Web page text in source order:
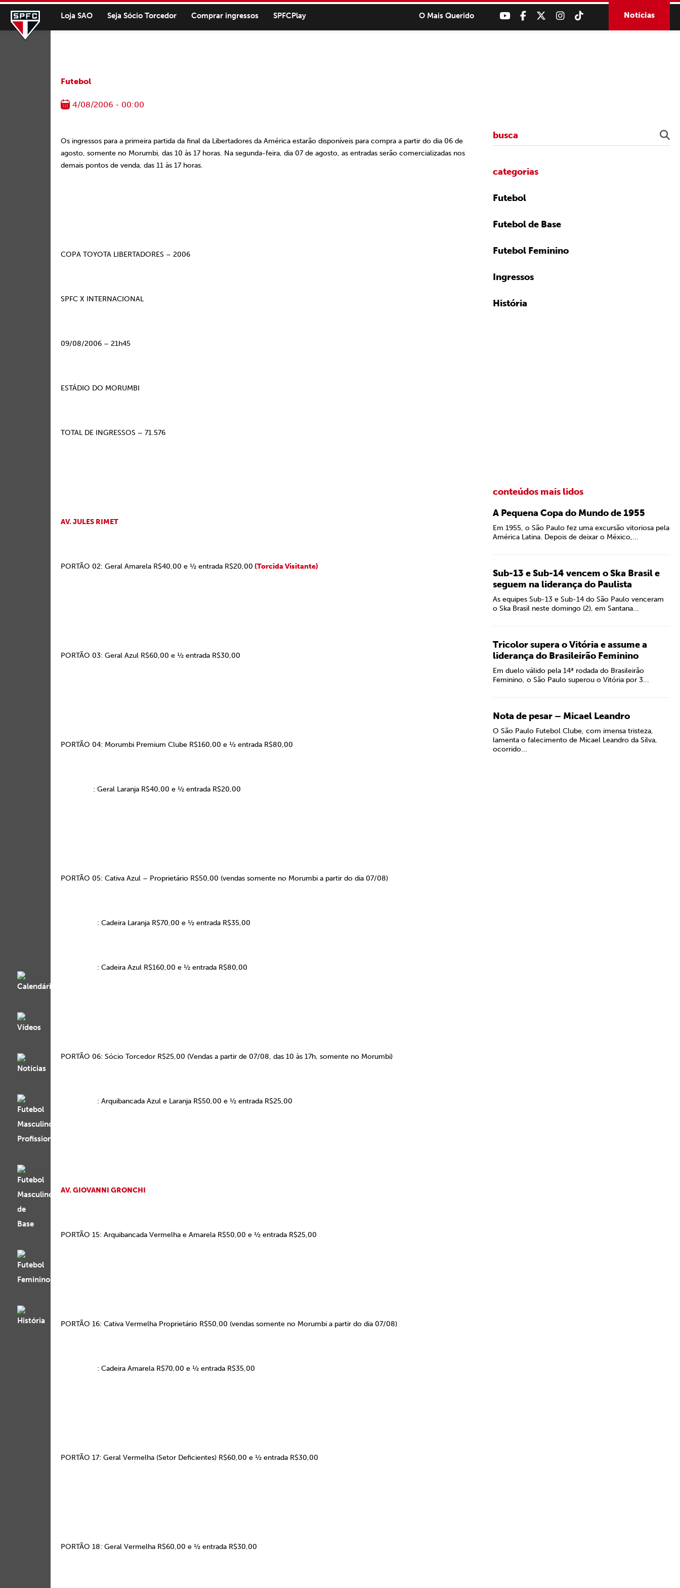
Loja SAO Seja Sócio Torcedor Comprar ingressos SPFCPlay O Mais Querido Notícias
Futebol
4/08/2006 - 00:00
Os ingressos para a primeira partida da final da Libertadores da América estarão disponíveis para compra a partir do dia 06 de
agosto, somente no Morumbi, das 10 às 17 horas. Na segunda-feira, dia 07 de agosto, as entradas serão comercializadas nos
demais pontos de venda, das 11 às 17 horas.
COPA TOYOTA LIBERTADORES – 2006
SPFC X INTERNACIONAL
09/08/2006 – 21h45
ESTÁDIO DO MORUMBI
TOTAL DE INGRESSOS – 71.576
AV. JULES RIMET
PORTÃO 02: Geral Amarela R$40,00 e ½ entrada R$20,00 (Torcida Visitante)
PORTÃO 03: Geral Azul R$60,00 e ½ entrada R$30,00
PORTÃO 04: Morumbi Premium Clube R$160,00 e ½ entrada R$80,00
: Geral Laranja R$40,00 e ½ entrada R$20,00
PORTÃO 05: Cativa Azul – Proprietário R$50,00 (vendas somente no Morumbi a partir do dia 07/08)
: Cadeira Laranja R$70,00 e ½ entrada R$35,00
: Cadeira Azul R$160,00 e ½ entrada R$80,00
PORTÃO 06: Sócio Torcedor R$25,00 (Vendas a partir de 07/08, das 10 às 17h, somente no Morumbi)
: Arquibancada Azul e Laranja R$50,00 e ½ entrada R$25,00
AV. GIOVANNI GRONCHI
PORTÃO 15: Arquibancada Vermelha e Amarela R$50,00 e ½ entrada R$25,00
PORTÃO 16: Cativa Vermelha Proprietário R$50,00 (vendas somente no Morumbi a partir do dia 07/08)
: Cadeira Amarela R$70,00 e ½ entrada R$35,00
PORTÃO 17: Geral Vermelha (Setor Deficientes) R$60,00 e ½ entrada R$30,00
PORTÃO 18: Geral Vermelha R$60,00 e ½ entrada R$30,00
categorias
Futebol
Futebol de Base
Futebol Feminino
Ingressos
História
conteúdos mais lidos
A Pequena Copa do Mundo de 1955
Em 1955, o São Paulo fez uma excursão vitoriosa pela
América Latina. Depois de deixar o México,...
Sub-13 e Sub-14 vencem o Ska Brasil e
seguem na liderança do Paulista
As equipes Sub-13 e Sub-14 do São Paulo venceram
o Ska Brasil neste domingo (2), em Santana...
Tricolor supera o Vitória e assume a
liderança do Brasileirão Feminino
Em duelo válido pela 14ª rodada do Brasileirão
Feminino, o São Paulo superou o Vitória por 3...
Nota de pesar – Micael Leandro
O São Paulo Futebol Clube, com imensa tristeza,
lamenta o falecimento de Micael Leandro da Silva,
ocorrido...